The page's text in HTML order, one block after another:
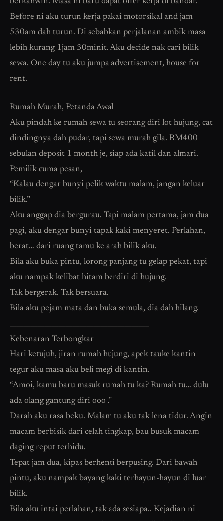
berkahwin. Masa ni baru dapat offer kerja di bandar.
Before ni aku turun kerja pakai motorsikal and jam
530am dah turun. Di sebabkan perjalanan ambik masa
lebih kurang 1jam 30minit. Aku decide nak cari bilik
sewa. One day tu aku jumpa advertisement, house for
rent.
Rumah Murah, Petanda Awal
Aku pindah ke rumah sewa tu seorang diri lot hujung, cat
dindingnya dah pudar, tapi sewa murah gila. RM400
sebulan deposit 1 month je, siap ada katil dan almari.
Pemilik cuma pesan,
“Kalau dengar bunyi pelik waktu malam, jangan keluar
bilik.”
Aku anggap dia bergurau. Tapi malam pertama, jam dua
pagi, aku dengar bunyi tapak kaki menyeret. Perlahan,
berat… dari ruang tamu ke arah bilik aku.
Bila aku buka pintu, lorong panjang tu gelap pekat, tapi
aku nampak kelibat hitam berdiri di hujung.
Tak bergerak. Tak bersuara.
Bila aku pejam mata dan buka semula, dia dah hilang.
________________________________________
Kebenaran Terbongkar
Hari ketujuh, jiran rumah hujung, apek tauke kantin
tegur aku masa aku beli megi di kantin.
“Amoi, kamu baru masuk rumah tu ka? Rumah tu… dulu
ada olang gantung diri ooo .”
Darah aku rasa beku. Malam tu aku tak lena tidur. Angin
macam berbisik dari celah tingkap, bau busuk macam
daging reput terhidu.
Tepat jam dua, kipas berhenti berpusing. Dari bawah
pintu, aku nampak bayang kaki terhayun-hayun di luar
bilik.
Bila aku intai perlahan, tak ada sesiapa.. Kejadian ni